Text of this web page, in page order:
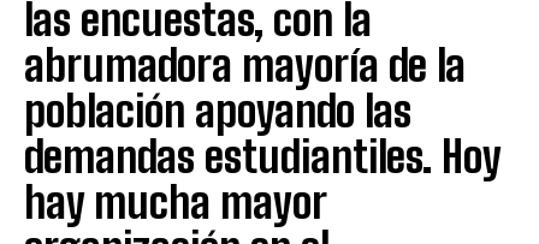
las encuestas, con la
abrumadora mayoría de la
población apoyando las
demandas estudiantiles. Hoy
hay mucha mayor